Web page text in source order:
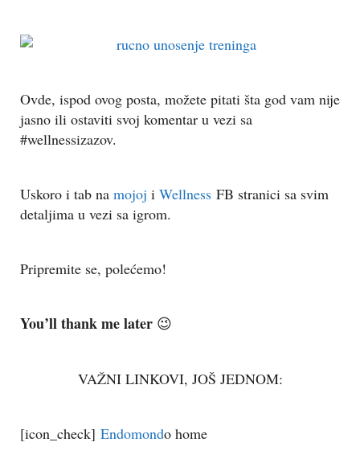
Ovde, ispod ovog posta, možete pitati šta god vam nije
jasno ili ostaviti svoj komentar u vezi sa
#wellnessizazov.
Uskoro i tab na mojoj i Wellness FB stranici sa svim
detaljima u vezi sa igrom.
Pripremite se, polećemo!
You’ll thank me later 😉
VAŽNI LINKOVI, JOŠ JEDNOM:
[icon_check] Endomondo home